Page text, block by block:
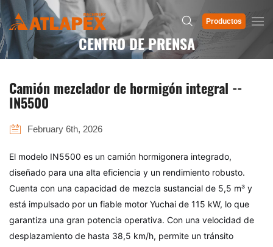
Productos
CENTRO DE PRENSA
Camión mezclador de hormigón integral --
IN5500
February 6th, 2026
El modelo IN5500 es un camión hormigonera integrado,
diseñado para una alta eficiencia y un rendimiento robusto.
Cuenta con una capacidad de mezcla sustancial de 5,5 m³ y
está impulsado por un fiable motor Yuchai de 115 kW, lo que
garantiza una gran potencia operativa. Con una velocidad de
desplazamiento de hasta 38,5 km/h, permite un tránsito